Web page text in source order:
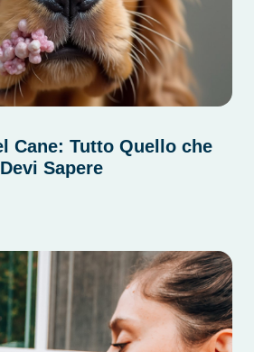
Cane: Tutto Quello che
Devi Sapere